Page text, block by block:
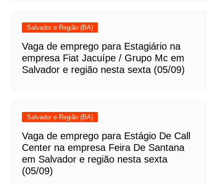
Salvador e Região (BA)
Vaga de emprego para Estagiário na
empresa Fiat Jacuípe / Grupo Mc em
Salvador e região nesta sexta (05/09)
Salvador e Região (BA)
Vaga de emprego para Estágio De Call
Center na empresa Feira De Santana
em Salvador e região nesta sexta
(05/09)